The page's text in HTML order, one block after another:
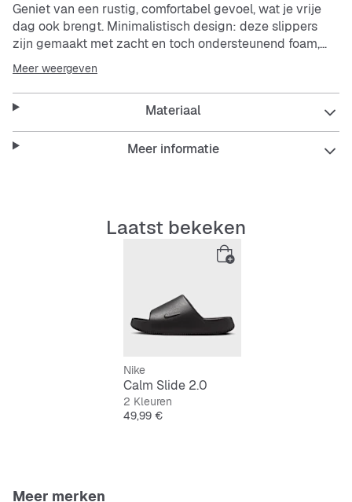
Geniet van een rustig, comfortabel gevoel, wat je vrije
dag ook brengt. Minimalistisch design: deze slippers
zijn gemaakt met zacht en toch ondersteunend foam,
zodat ze gemakkelijk met of zonder sokken kunnen
worden gestyled. Daarnaast hebben ze een voetbed
met textuur om je voeten op hun plaats te houden.
Het voorgevormde design is gemaakt uit één enkel stuk
foam voor een glad, naadloos gevoel.
De rubberen buitenzool zorgt voor uitstekende grip op
Meer weergeven
Materiaal
Meer informatie
Laatst bekeken
Nike
Calm Slide 2.0
2 Kleuren
Prijs
49,99 €
Meer merken